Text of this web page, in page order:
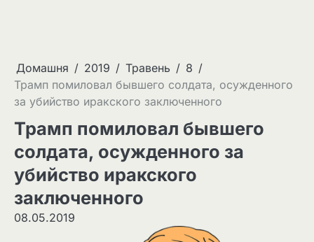
Домашня 2019 Травень
8
Трамп помиловал бывшего солдата, осужденного
за убийство иракского заключенного
Трамп помиловал бывшего
солдата, осужденного за
убийство иракского
заключенного
08.05.2019